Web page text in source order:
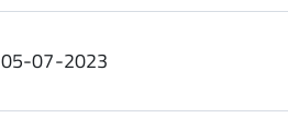
05-07-2023